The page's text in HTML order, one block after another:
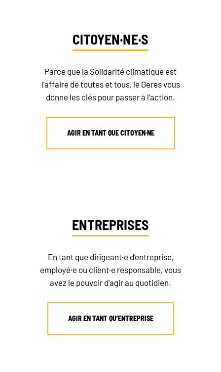
CITOYEN·NE·S
Parce que la Solidarité climatique est
l’affaire de toutes et tous, le Geres vous
donne les clés pour passer à l’action.
AGIR EN TANT QUE CITOYEN·NE
ENTREPRISES
En tant que dirigeant·e d’entreprise,
employé·e ou client·e responsable, vous
avez le pouvoir d’agir au quotidien.
AGIR EN TANT QU’ENTREPRISE